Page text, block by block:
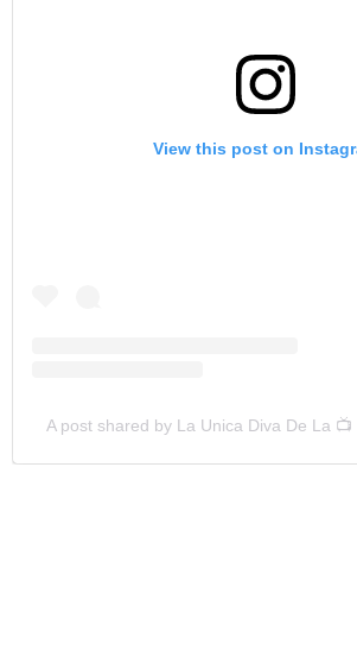
View this post on
A post shared by La Unica Diva De La